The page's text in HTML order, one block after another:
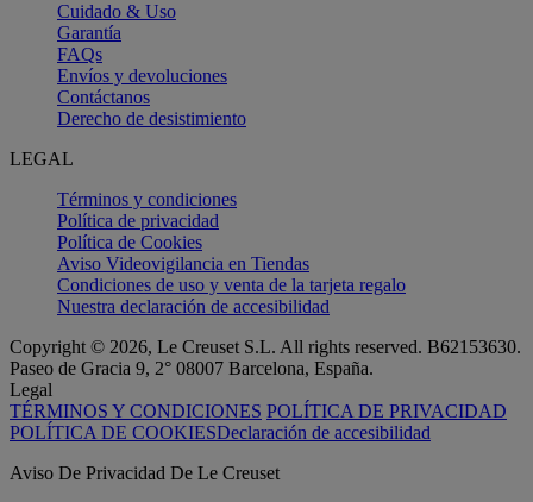
Cuidado & Uso
Garantía
FAQs
Envíos y devoluciones
Contáctanos
Derecho de desistimiento
LEGAL
Términos y condiciones
Política de privacidad
Política de Cookies
Aviso Videovigilancia en Tiendas
Condiciones de uso y venta de la tarjeta regalo
Nuestra declaración de accesibilidad
Copyright © 2026, Le Creuset S.L. All rights reserved. B62153630.
Paseo de Gracia 9, 2° 08007 Barcelona, España.
Legal
TÉRMINOS Y CONDICIONES POLÍTICA DE PRIVACIDAD
POLÍTICA DE COOKIESDeclaración de accesibilidad
Aviso De Privacidad De Le Creuset